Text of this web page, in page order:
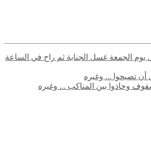
الجمعة غسل الجنابة ثم راح في الساعة
أن تصبحوا ... وغيره
وحاذوا بين المناكب ... وغيره